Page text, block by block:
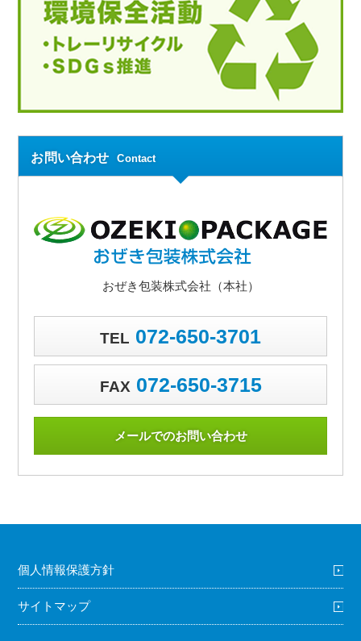
お問い合わせ Contact
おぜき包装株式会社（本社）
TEL 072-650-3701
FAX 072-650-3715
メールでのお問い合わせ
個人情報保護方針
サイトマップ